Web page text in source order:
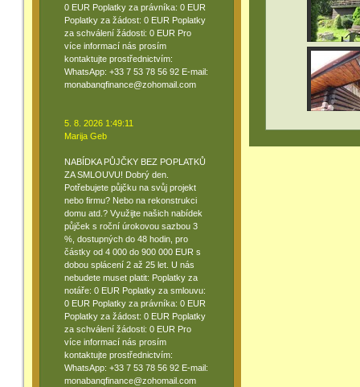
0 EUR Poplatky za právníka: 0 EUR
Poplatky za žádost: 0 EUR Poplatky
za schválení žádosti: 0 EUR Pro
více informací nás prosím
kontaktujte prostřednictvím:
WhatsApp: +33 7 53 78 56 92 E-mail:
monabanqfinance@zohomail.com
5. 8. 2026 1:49:11
Marija Geb
NABÍDKA PŮJČKY BEZ POPLATKŮ
ZA SMLOUVU! Dobrý den.
Potřebujete půjčku na svůj projekt
nebo firmu? Nebo na rekonstrukci
domu atd.? Využijte našich nabídek
půjček s roční úrokovou sazbou 3
%, dostupných do 48 hodin, pro
částky od 4 000 do 900 000 EUR s
dobou splácení 2 až 25 let. U nás
nebudete muset platit: Poplatky za
notáře: 0 EUR Poplatky za smlouvu:
0 EUR Poplatky za právníka: 0 EUR
Poplatky za žádost: 0 EUR Poplatky
za schválení žádosti: 0 EUR Pro
více informací nás prosím
kontaktujte prostřednictvím:
WhatsApp: +33 7 53 78 56 92 E-mail:
monabanqfinance@zohomail.com